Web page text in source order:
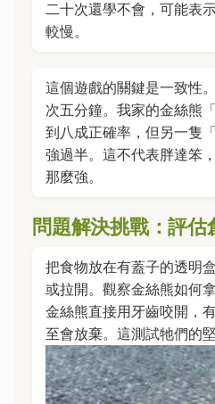
二十次還學不會，可能表
較慢。
這個遊戲的關鍵是一致性
次五分鐘。我家的金絲熊
到八成正確率，但另一隻
強過半。這不代表胖達笨
那麼強。
問題解決挑戰：評估
把食物放在有蓋子的透明
或拉開。觀察金絲熊如何
金絲熊直接用牙齒咬開，
至會放棄。這測試牠們的